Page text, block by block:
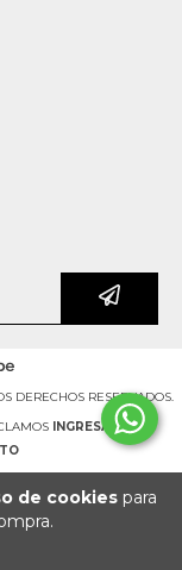
de cookiespara
DERECHOS RESERVADOS.
INGRESÁ ACÁ.